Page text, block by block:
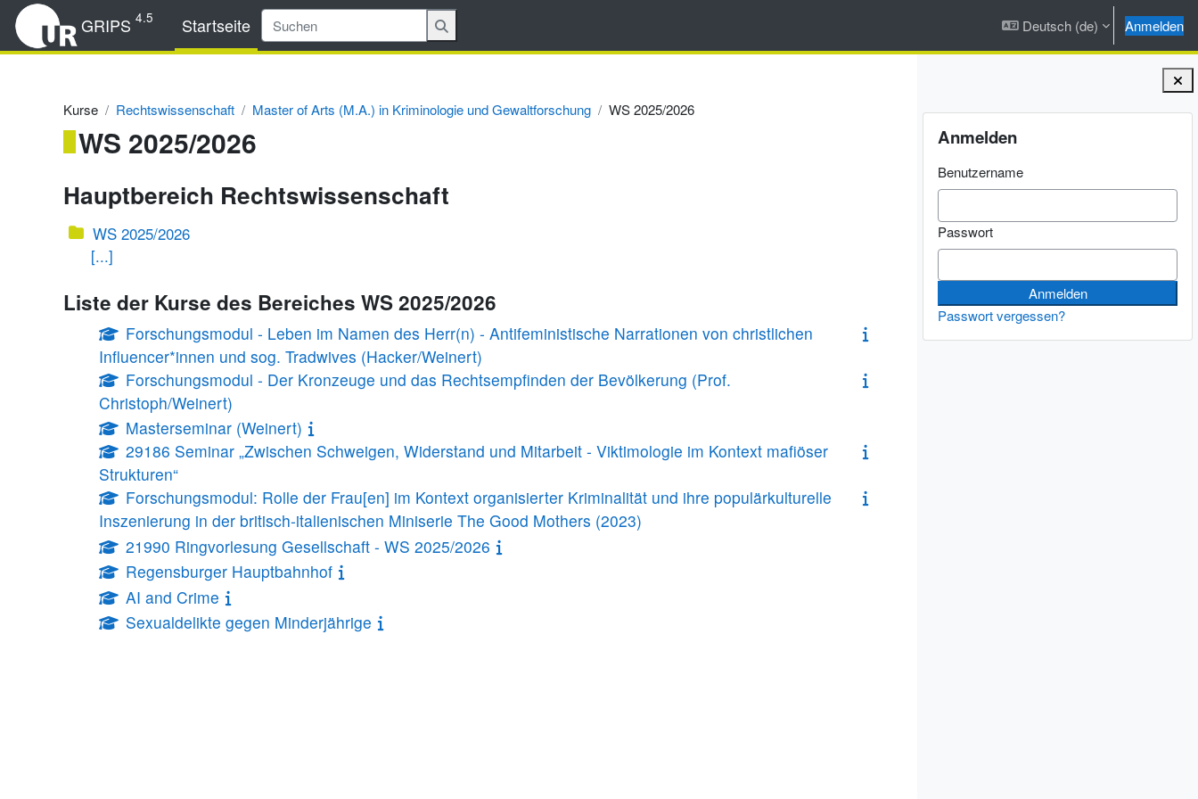
Zum Hauptinhalt
GRIPS 4.5 Startseite Deutsch ‎(de)‎ Anmelden
Blöcke
Anmelden
Benutzername
Passwort
Passwort vergessen?
Kurse Rechtswissenschaft Master of Arts (M.A.) in Kriminologie und Gewaltforschung WS 2025/2026
WS 2025/2026
Hauptbereich Rechtswissenschaft
WS 2025/2026
[...]
Liste der Kurse des Bereiches WS 2025/2026
Forschungsmodul - Leben im Namen des Herr(n) - Antifeministische Narrationen von christlichen
Influencer*innen und sog. Tradwives (Hacker/Weinert)
Forschungsmodul - Der Kronzeuge und das Rechtsempfinden der Bevölkerung (Prof.
Christoph/Weinert)
Masterseminar (Weinert)
29186 Seminar „Zwischen Schweigen, Widerstand und Mitarbeit - Viktimologie im Kontext mafiöser
Strukturen“
Forschungsmodul: Rolle der Frau[en] im Kontext organisierter Kriminalität und ihre populärkulturelle
Inszenierung in der britisch-italienischen Miniserie The Good Mothers (2023)
21990 Ringvorlesung Gesellschaft - WS 2025/2026
Regensburger Hauptbahnhof
AI and Crime
Sexualdelikte gegen Minderjährige